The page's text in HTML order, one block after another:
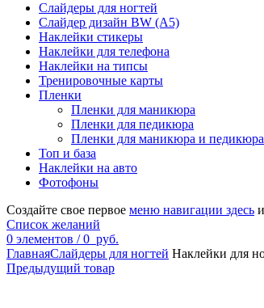
Слайдеры для ногтей
Слайдер дизайн BW (A5)
Наклейки стикеры
Наклейки для телефона
Наклейки на типсы
Тренировочные карты
Пленки
Пленки для маникюра
Пленки для педикюра
Пленки для маникюра и педикюра
Топ и база
Наклейки на авто
Фотофоны
Создайте свое первое меню навигации здесь
Список желаний
0 элементов / 0 руб.
ГлавнаяСлайдеры для ногтей Наклейки для
Предыдущий товар